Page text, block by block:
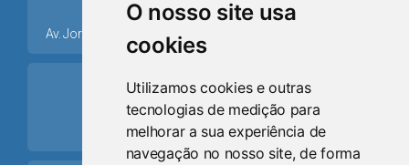
O nosso site usa
cookies
Utilizamos cookies e outras
tecnologias de medição para
melhorar a sua experiência de
navegação no nosso site, de forma
place
Av. Jorge Dariva, 1211, Centro CEP: 95520.000 - Osório/RS
ring_volume
Telefone
(51) 9 8024-0884